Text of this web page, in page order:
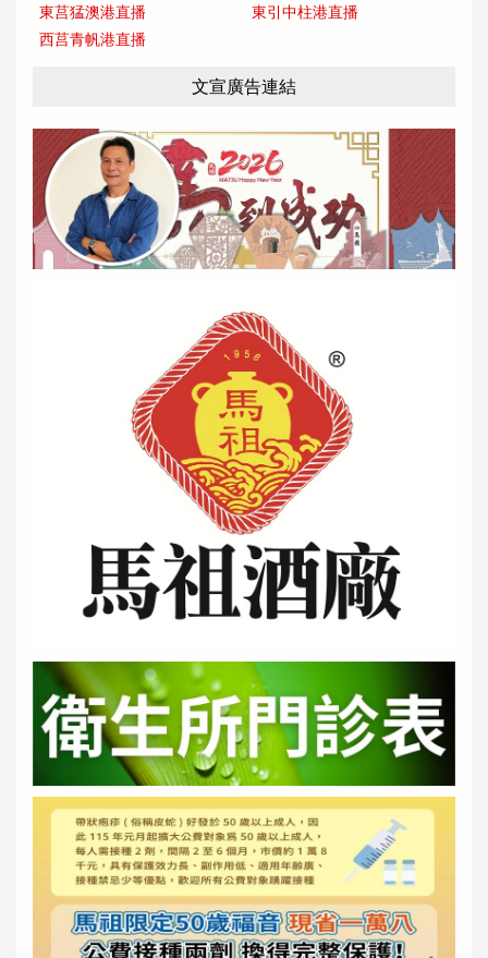
東莒猛澳港直播
東引中柱港直播
西莒青帆港直播
文宣廣告連結